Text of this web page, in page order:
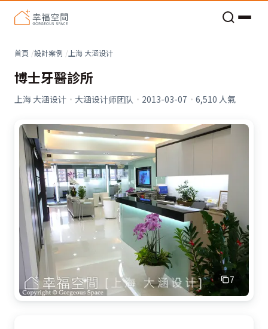
首頁 設計案例 上海 大涵设计
博士牙醫診所
上海 大涵设计 · 大涵设计师团队 · 2013-03-07 · 6,510 人氣
7